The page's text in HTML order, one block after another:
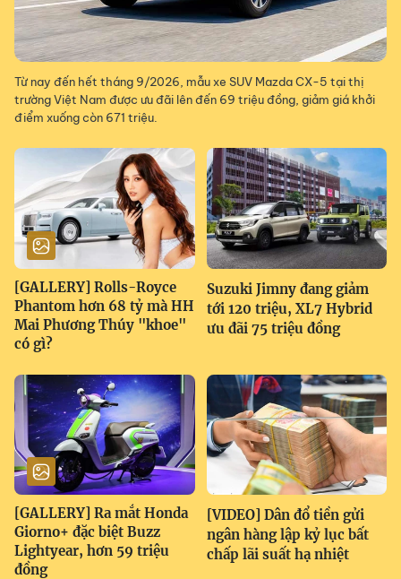
Từ nay đến hết tháng 9/2026, mẫu xe SUV Mazda CX-5 tại thị
trường Việt Nam được ưu đãi lên đến 69 triệu đồng, giảm giá khởi
điểm xuống còn 671 triệu.
[GALLERY] Rolls-Royce
Phantom hơn 68 tỷ mà HH
Mai Phương Thúy "khoe"
có gì?
Suzuki Jimny đang giảm
tới 120 triệu, XL7 Hybrid
ưu đãi 75 triệu đồng
[GALLERY] Ra mắt Honda
Giorno+ đặc biệt Buzz
Lightyear, hơn 59 triệu
đồng
[VIDEO] Dân đổ tiền gửi
ngân hàng lập kỷ lục bất
chấp lãi suất hạ nhiệt